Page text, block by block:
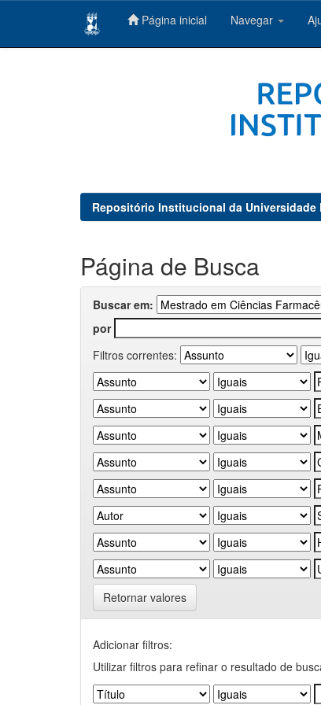
Página inicial Navegar
Repositório Institucional da Universidade
Página de Busca
Buscar em:
por
Filtros correntes:
Retornar valores
Adicionar filtros:
Utilizar filtros para refinar o resultado de